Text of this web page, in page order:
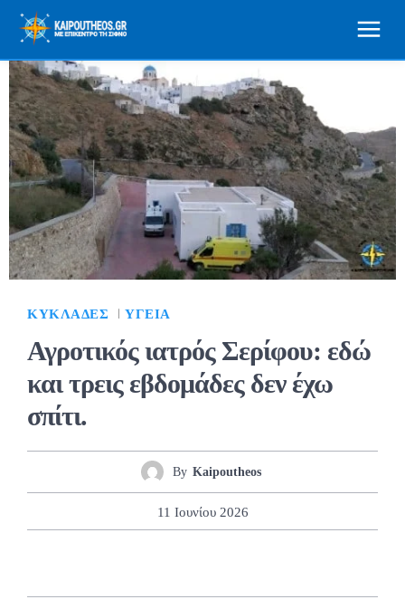
ΚΥΚΛΆΔΕΣ ΥΓΕΊΑ
Αγροτικός ιατρός Σερίφου: εδώ
και τρεις εβδομάδες δεν έχω
σπίτι.
By Kaipoutheos
11 Ιουνίου 2026